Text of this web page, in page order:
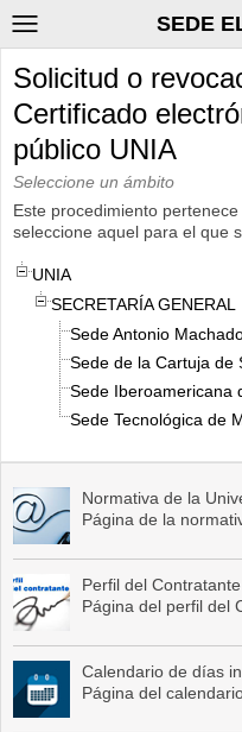
SEDE
Solicitud o
Certificado
público UNIA
Seleccione un ámbito
Este procedimiento
seleccione aquel para el que
UNIA
SECRETARÍA GENERAL
Sede Antonio
Sede de la Cartuja de
Sede Iberoamericana
Sede Tecnológica de
Normativa de la
Página de la
Perfil del Contratante
Página del perfil del
Calendario de días
Página del